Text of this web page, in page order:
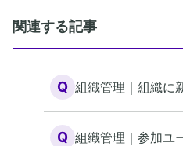
関連する記事
Q 組織管理｜組織に
Q 組織管理｜参加ユ